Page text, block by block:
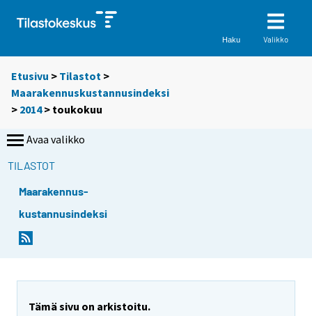
Haku Valikko
Etusivu > Tilastot >
Maarakennuskustannusindeksi
> 2014> toukokuu
Avaa valikko
TILASTOT
Maarakennus-
kustannusindeksi
Tämä sivu on arkistoitu.